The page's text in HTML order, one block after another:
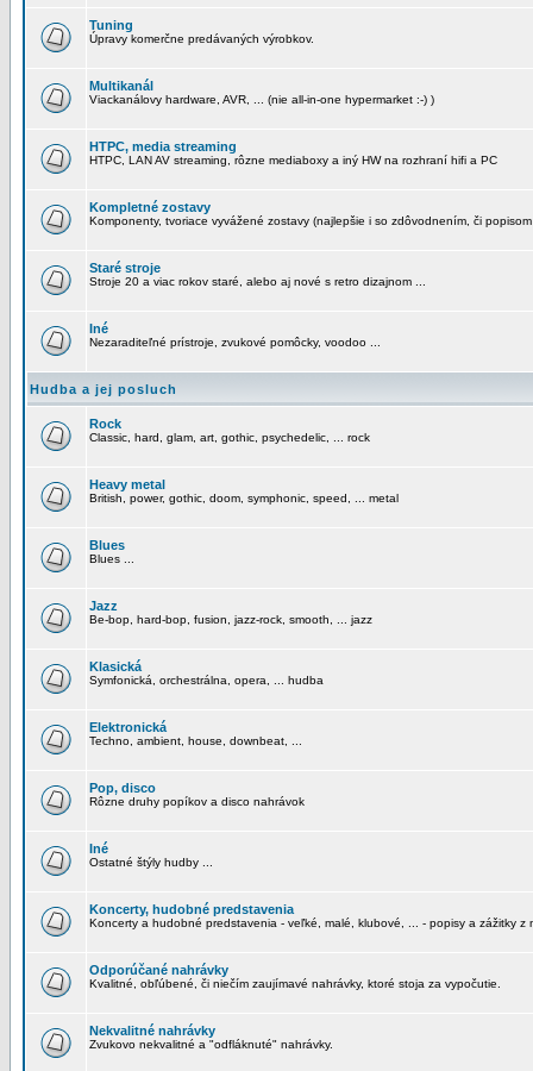
Tuning
Úpravy komerčne predávaných výrobkov.
Multikanál
Viackanálovy hardware, AVR, ... (nie all-in-one hypermarket :-) )
HTPC, media streaming
HTPC, LAN AV streaming, rôzne mediaboxy a iný HW na rozhraní hifi a PC
Kompletné zostavy
Komponenty, tvoriace vyvážené zostavy (najlepšie i so zdôvodnením, či
Staré stroje
Stroje 20 a viac rokov staré, alebo aj nové s retro dizajnom ...
Iné
Nezaraditeľné prístroje, zvukové pomôcky, voodoo ...
Hudba a jej posluch
Rock
Classic, hard, glam, art, gothic, psychedelic, ... rock
Heavy metal
British, power, gothic, doom, symphonic, speed, ... metal
Blues
Blues ...
Jazz
Be-bop, hard-bop, fusion, jazz-rock, smooth, ... jazz
Klasická
Symfonická, orchestrálna, opera, ... hudba
Elektronická
Techno, ambient, house, downbeat, ...
Pop, disco
Rôzne druhy popíkov a disco nahrávok
Iné
Ostatné štýly hudby ...
Koncerty, hudobné predstavenia
Koncerty a hudobné predstavenia - veľké, malé, klubové, ... - popisy a zážitky z
Odporúčané nahrávky
Kvalitné, obľúbené, či niečím zaujímavé nahrávky, ktoré stoja za vypočutie.
Nekvalitné nahrávky
Zvukovo nekvalitné a "odfláknuté" nahrávky.